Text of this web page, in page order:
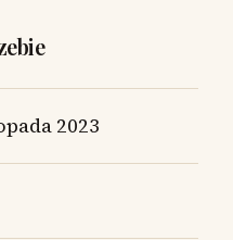
2023